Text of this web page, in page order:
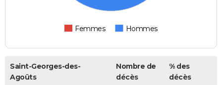
Femmes Hommes
Saint-Georges-des-
Agoûts
Nombre de
décès
% des
décès